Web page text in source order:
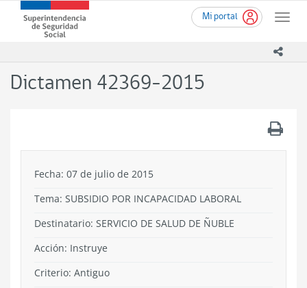
contenido
Mi portal
Toggle
Superintendencia
de
-
Dictamen 42369-2015
Fecha: 07 de julio de 2015
Tema: SUBSIDIO POR INCAPACIDAD LABORAL
Destinatario: SERVICIO DE SALUD DE ÑUBLE
Acción: Instruye
Criterio: Antiguo